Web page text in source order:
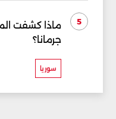
5
ماذا كشفت
جرمانا؟
سوريا